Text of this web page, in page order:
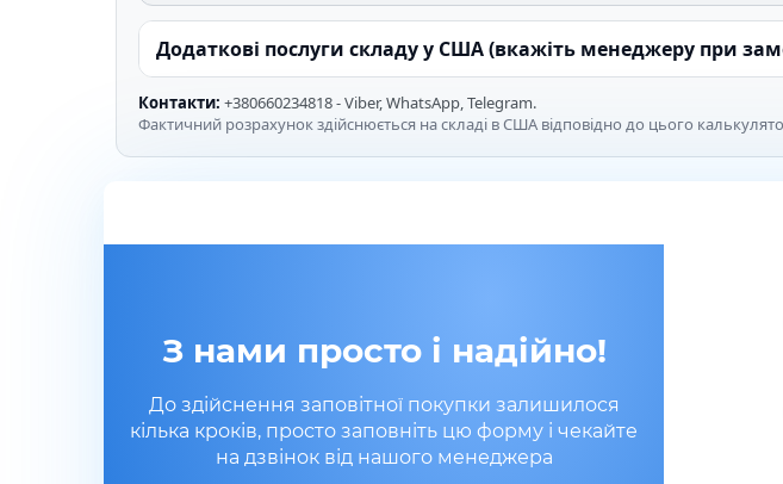
Додаткові послуги складу у США (вкажіть менеджеру при
Контакти: +380660234818 - Viber, WhatsApp, Telegram.
Фактичний розрахунок здійснюється на складі в США відповідно до цього
З нами просто і надійно!
До здійснення заповітної покупки залишилося
кілька кроків, просто заповніть цю форму і чекайте
на дзвінок від нашого менеджера